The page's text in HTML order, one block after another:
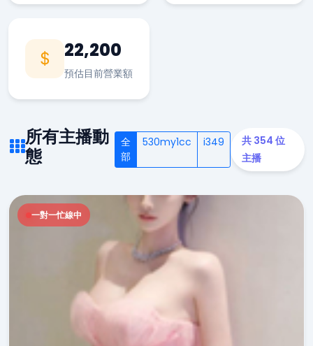
22,200
預估目前營業額
所有主播動
態
全
部
530my1cc i349
共 354 位
主播
一對一忙線中